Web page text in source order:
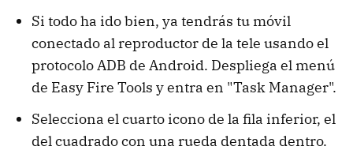
Si todo ha ido bien, ya tendrás tu móvil
conectado al reproductor de la tele usando el
protocolo ADB de Android. Despliega el menú
de Easy Fire Tools y entra en "Task Manager".
Selecciona el cuarto icono de la fila inferior, el
del cuadrado con una rueda dentada dentro.